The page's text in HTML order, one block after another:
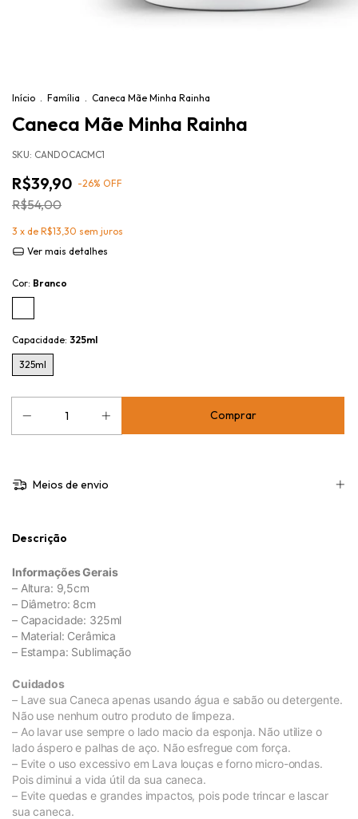
Início . Família . Caneca Mãe Minha Rainha
Caneca Mãe Minha Rainha
SKU: CANDOCACMC1
R$39,90 -26% OFF
R$54,00
3 x de R$13,30 sem juros
Ver mais detalhes
Cor: Branco
Capacidade: 325ml
325ml
Meios de envio
Descrição
Informações Gerais
– Altura: 9,5cm
– Diâmetro: 8cm
– Capacidade: 325ml
– Material: Cerâmica
– Estampa: Sublimação
Cuidados
– Lave sua Caneca apenas usando água e sabão ou detergente.
Não use nenhum outro produto de limpeza.
– Ao lavar use sempre o lado macio da esponja. Não utilize o
lado áspero e palhas de aço. Não esfregue com força.
– Evite o uso excessivo em Lava louças e forno micro-ondas.
Pois diminui a vida útil da sua caneca.
– Evite quedas e grandes impactos, pois pode trincar e lascar
sua caneca.